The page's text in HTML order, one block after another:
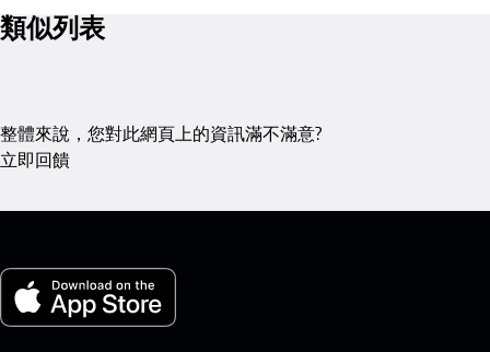
類似列表
整體來說，您對此網頁上的資訊滿不滿意?
立即回饋